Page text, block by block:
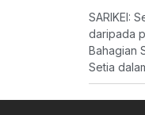
SARIKEI:
daripada
Bahagian
Setia